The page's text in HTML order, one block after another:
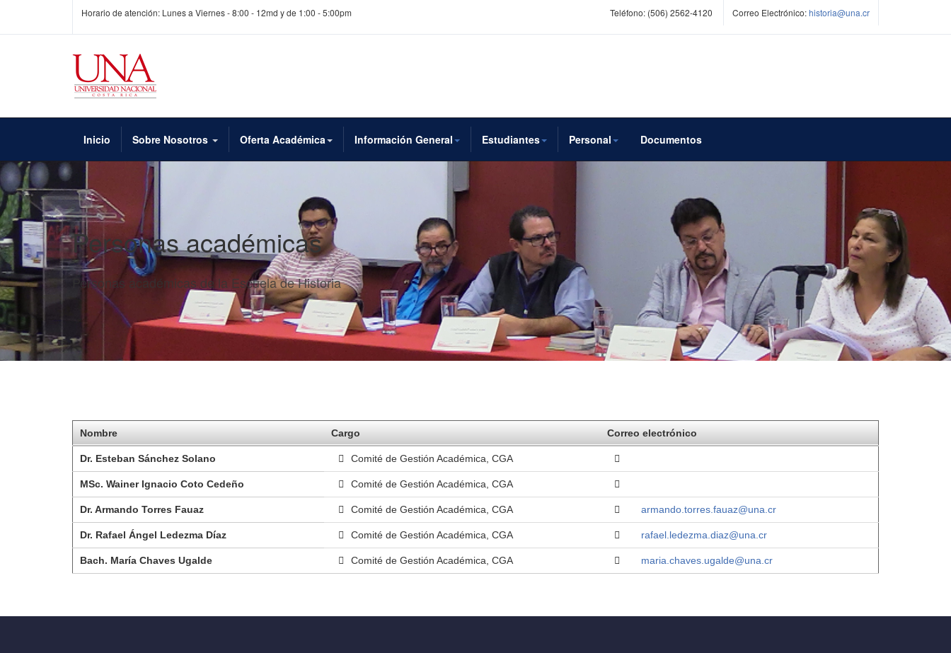
Horario de atención: Lunes a Viernes - 8:00 - 12md y de 1:00 - 5:00pm Teléfono: (506) 2562-4120 Correo Electrónico:historia@una.cr
Inicio Sobre Nosotros Oferta Académica Información General Estudiantes Personal Documentos
Personas académicas
Personas académicas de la Escuela de Historia
Nombre Cargo Correo electrónico
Dr. Esteban Sánchez Solano Comité de Gestión Académica, CGA
MSc. Wainer Ignacio Coto Cedeño Comité de Gestión Académica, CGA
Dr. Armando Torres Fauaz Comité de Gestión Académica, CGA armando.torres.fauaz@una.cr
Dr. Rafael Ángel Ledezma Díaz Comité de Gestión Académica, CGA rafael.ledezma.diaz@una.cr
Bach. María Chaves Ugalde Comité de Gestión Académica, CGA maria.chaves.ugalde@una.cr